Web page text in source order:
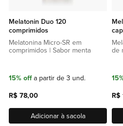
Melatonin Duo 120
comprimidos
Melatonina Micro-SR em
comprimidos | Sabor menta
15% offa partir de 3 und.
R$ 78,00
Adicionar à sacola
de
R$